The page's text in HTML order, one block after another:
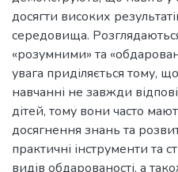
досягти високих
середовища.
«розумними» та
увага приділяється тому,
навчанні не завжди
дітей, тому вони часто
досягнення знань та
практичні інструменти та
видів обдарованості, а